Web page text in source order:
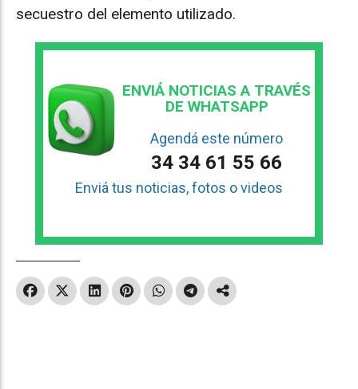
secuestro del elemento utilizado.
ENVIÁ NOTICIAS A TRAVÉS
DE WHATSAPP
Agendá este número
34 34 61 55 66
Enviá tus noticias, fotos o videos